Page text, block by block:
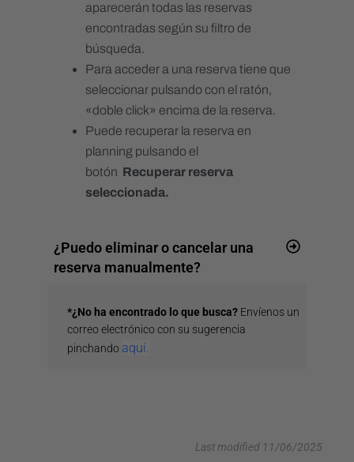
Tarjetas
Moneda
TicketBai
Verifactu
Canales de venta
Canales
Channel manager
Sincronización Ical
Asociación
aparecerán todas las reservas
encontradas según su filtro de
búsqueda.
Para acceder a una reserva tiene que
seleccionar pulsando con el ratón,
«doble click» encima de la reserva.
Puede recuperar la reserva en
planning pulsando el
botón Recuperar reserva
seleccionada.
¿Puedo eliminar o cancelar una
reserva manualmente?
*¿No ha encontrado lo que busca? Envíenos un
correo electrónico con su sugerencia
pinchando aquí.
Last modified 11/06/2025